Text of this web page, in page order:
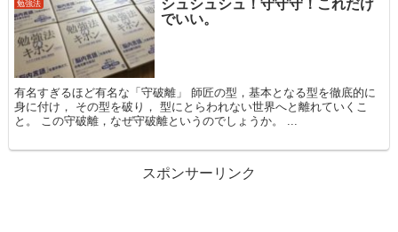
勉強法
シュシュシュ！守守守！これだけ
でいい。
有名すぎるほど有名な「守破離」 師匠の型，基本となる型を徹底的に
身に付け， その型を破り， 型にとらわれない世界へと離れていくこ
と。 この守破離，なぜ守破離というのでしょうか。 ...
スポンサーリンク